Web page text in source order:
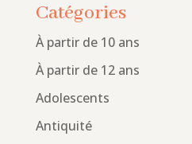
Catégories
À partir de 10 ans
À partir de 12 ans
Adolescents
Antiquité